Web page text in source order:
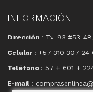
INFORMACIÓN
Dirección : Tv. 93 #53-
Celular : +57 310 307 24
Teléfono : 57 + 601 +
E-mail :